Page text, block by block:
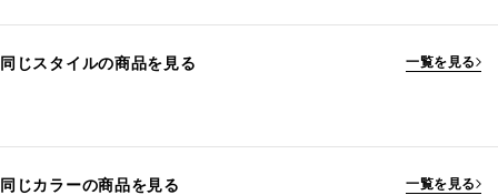
同じスタイルの商品を見る 一覧を見る
同じカラーの商品を見る 一覧を見る